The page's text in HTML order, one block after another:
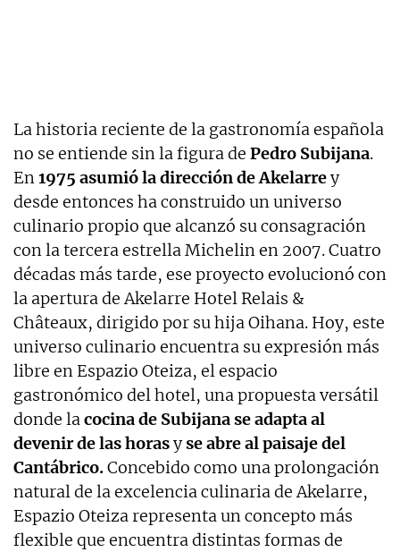
La historia reciente de la gastronomía española
no se entiende sin la figura de Pedro Subijana.
En1975 asumió la dirección de Akelarrey
desde entonces ha construido un universo
culinario propio que alcanzó su consagración
con la tercera estrella Michelin en 2007. Cuatro
décadas más tarde, ese proyecto evolucionó con
la apertura de Akelarre Hotel Relais &
Châteaux, dirigido por su hija Oihana. Hoy, este
universo culinario encuentra su expresión más
libre en Espazio Oteiza, el espacio
gastronómico del hotel, una propuesta versátil
donde lacocina de Subijana se adapta al
devenir de las horasyse abre al paisaje del
Cantábrico.Concebido como una prolongación
natural de la excelencia culinaria de Akelarre,
Espazio Oteiza representa un concepto más
flexible que encuentra distintas formas de